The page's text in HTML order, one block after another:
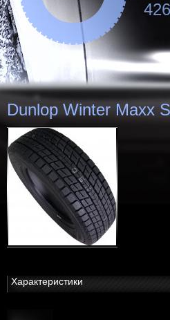
Dunlop Winter Maxx
Характеристики